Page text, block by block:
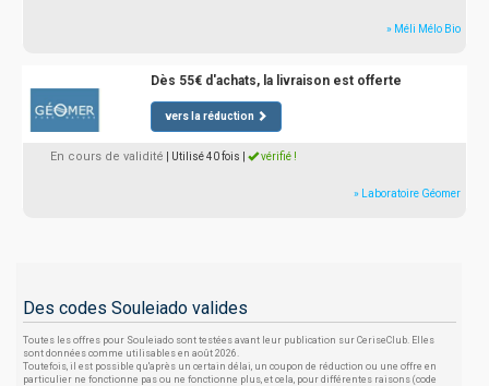
» Méli Mélo Bio
Dès 55€ d'achats, la livraison est offerte
vers la réduction
En cours de validité | Utilisé 40 fois vérifié !
» Laboratoire Géomer
Des codes Souleiado valides
Toutes les offres pour Souleiado sont testées avant leur publication sur CeriseClub. Elles
sont données comme utilisables en août 2026.
Toutefois, il est possible qu'après un certain délai, un coupon de réduction ou une offre en
particulier ne fonctionne pas ou ne fonctionne plus, et cela, pour différentes raisons (code